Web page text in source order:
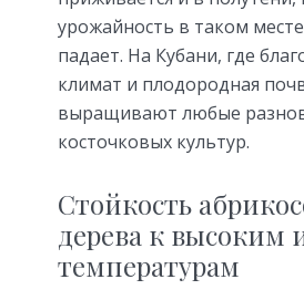
урожайность в таком
падает. На Кубани, где
климат и плодородная
выращивают любые
косточковых культур.
Стойкость
дерева к высоким
температурам